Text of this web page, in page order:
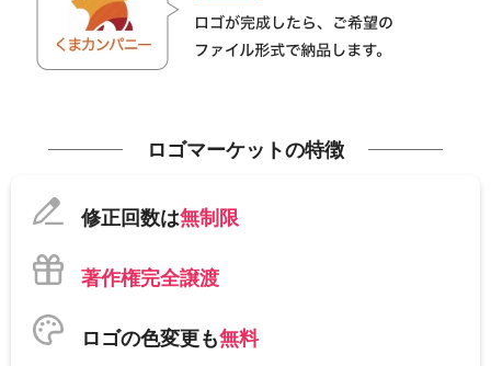
ロゴマーケットの特徴
修正回数は無制限
著作権完全譲渡
ロゴの色変更も無料